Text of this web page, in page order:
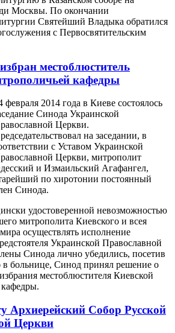
Москвы. По окончании
Святейший Владыка обратился
с Первосвятительским
местоблюститель
кафедры
февраля 2014 года в Киеве состоялось
Синода Украинской
Церкви.
на заседании, в
с Уставом Украинской
Церкви, митрополит
и Измаильский Агафангел,
по хиротонии постоянный
Синода.
удостоверенной невозможностью
митрополита Киевского и всея
осуществлять исполнение
Украинской Православной
Синода лично убедились, посетив
в больнице, Синод принял решение о
местоблюстителя Киевской
Архиерейский Собор Русской
Церкви